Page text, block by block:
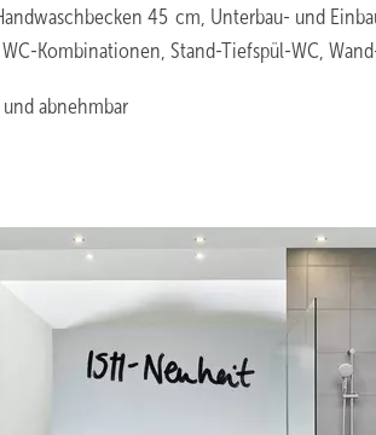
45 cm, Unterbau- und
Kombinationen, Stand-Tiefspül-WC,
abnehmbar